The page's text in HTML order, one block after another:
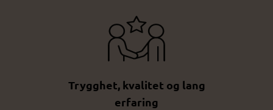
Trygghet, kvalitet og lang
erfaring